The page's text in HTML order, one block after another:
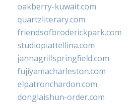
oakberry-kuwait.com
quartzliterary.com
friendsofbroderickpark.com
studiopiattellina.com
jannagrillspringfield.com
fujiyamacharleston.com
elpatronchardon.com
donglaishun-order.com